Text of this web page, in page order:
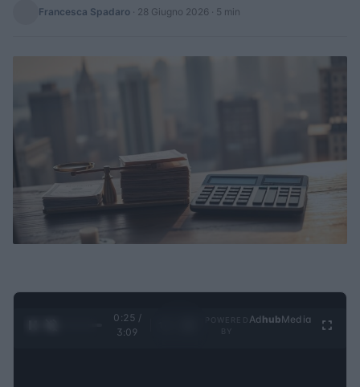
Francesca Spadaro · 28 Giugno 2026 · 5 min
0:26 /
3:09
Ad hubMedia